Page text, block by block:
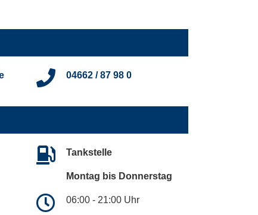
04662 / 87 98 0
Tankstelle
Montag bis Donnerstag
06:00 - 21:00 Uhr